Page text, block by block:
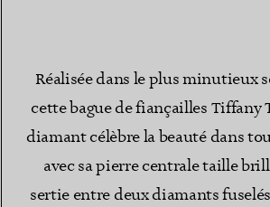
Réalisée dans le plus minutieux
cette bague de fiançailles Tiffany
diamant célèbre la beauté dans
avec sa pierre centrale taille
sertie entre deux diamants